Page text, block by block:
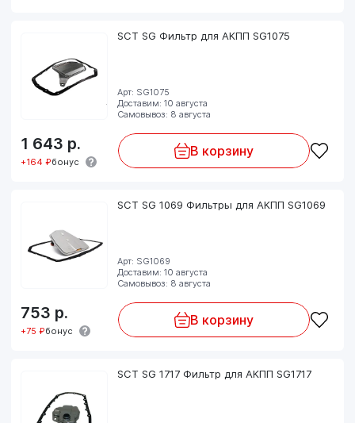
SCT SG Фильтр для АКПП SG1075
Арт: SG1075
Доставим: 10 августа
Самовывоз: 8 августа
1 643 р.
+164 ₽бонус
В корзину
SCT SG 1069 Фильтры для АКПП SG1069
Арт: SG1069
Доставим: 10 августа
Самовывоз: 8 августа
753 р.
+75 ₽бонус
В корзину
SCT SG 1717 Фильтр для АКПП SG1717